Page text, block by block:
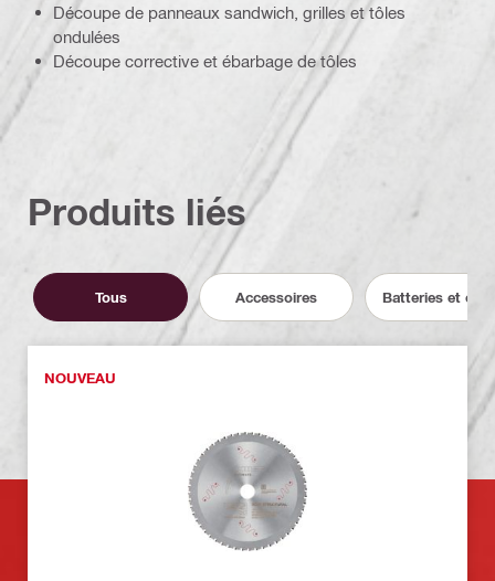
Découpe de panneaux sandwich, grilles et tôles
ondulées
Découpe corrective et ébarbage de tôles
Produits liés
Tous Accessoires Batteries et
NOUVEAU